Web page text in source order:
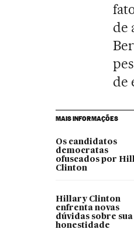
de
de
MAIS INFORMAÇÕES
Os candidatos
democratas
ofuscados por
Clinton
Hillary Clinton
enfrenta novas
dúvidas sobre sua
honestidade